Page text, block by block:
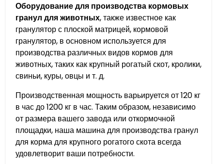
Оборудование для производства кормовых
гранул для животных, также известное как
гранулятор с плоской матрицей, кормовой
гранулятор, в основном используется для
производства различных видов кормов для
животных, таких как крупный рогатый скот, кролики,
свиньи, куры, овцы и т. д.
Производственная мощность варьируется от 120 кг
в час до 1200 кг в час. Таким образом, независимо
от размера вашего завода или откормочной
площадки, наша машина для производства гранул
для корма для крупного рогатого скота всегда
удовлетворит ваши потребности.